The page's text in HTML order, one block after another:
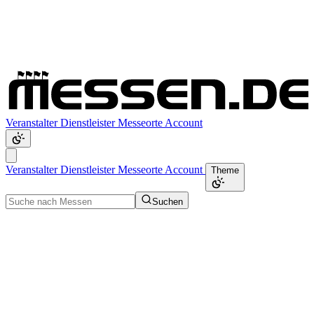
VeranstalterDienstleisterMesseorte Account
VeranstalterDienstleisterMesseorte Account Theme
Suchen